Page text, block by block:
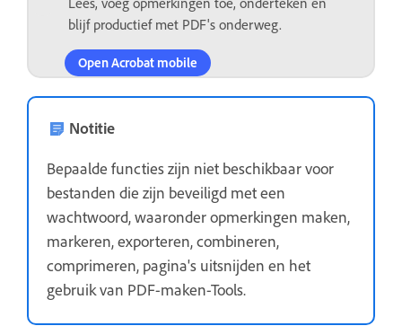
blijf productief met PDF's onderweg.
Open Acrobat mobile
Notitie
Bepaalde functies zijn niet beschikbaar voor
bestanden die zijn beveiligd met een
wachtwoord, waaronder opmerkingen maken,
markeren, exporteren, combineren,
comprimeren, pagina's uitsnijden en het
gebruik van PDF-maken-Tools.